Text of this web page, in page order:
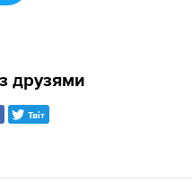
друзями
Твіт